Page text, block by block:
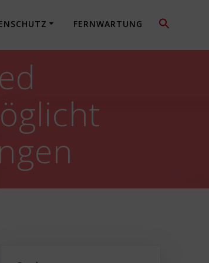
FERNWARTUNG